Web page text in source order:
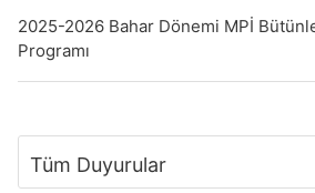
2025-2026 Bahar Dönemi MPİ
Programı
Tüm Duyurular